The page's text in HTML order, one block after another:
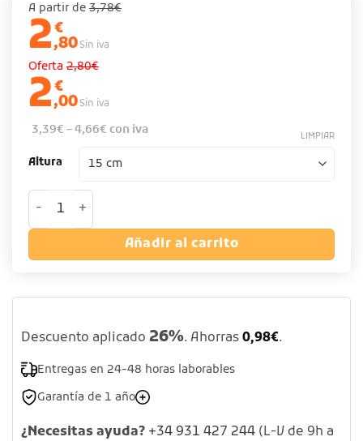
A partir de 3,78€
2€
,80Sin iva
Oferta 2,80€
2€
,00Sin iva
3,39€ –4,66€ con iva
Altura
LIMPIAR
Soporte para número banquete de acero inoxidable
Añadir al carrito
Descuento aplicado 26%. Ahorras 0,98€.
Entregas en 24-48 horas laborables
Garantía de 1 año
¿Necesitas ayuda? +34 931 427 244 (L-V de 9h a